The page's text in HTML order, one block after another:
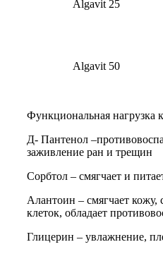
Algavit 25
Algavit 50
Функциональная нагрузка
Д- Пантенол
заживление ран и трещин
Сорбтол – смягчает и
Алантоин – смягчает кожу,
клеток, обладает
Глицерин – увлажнение,